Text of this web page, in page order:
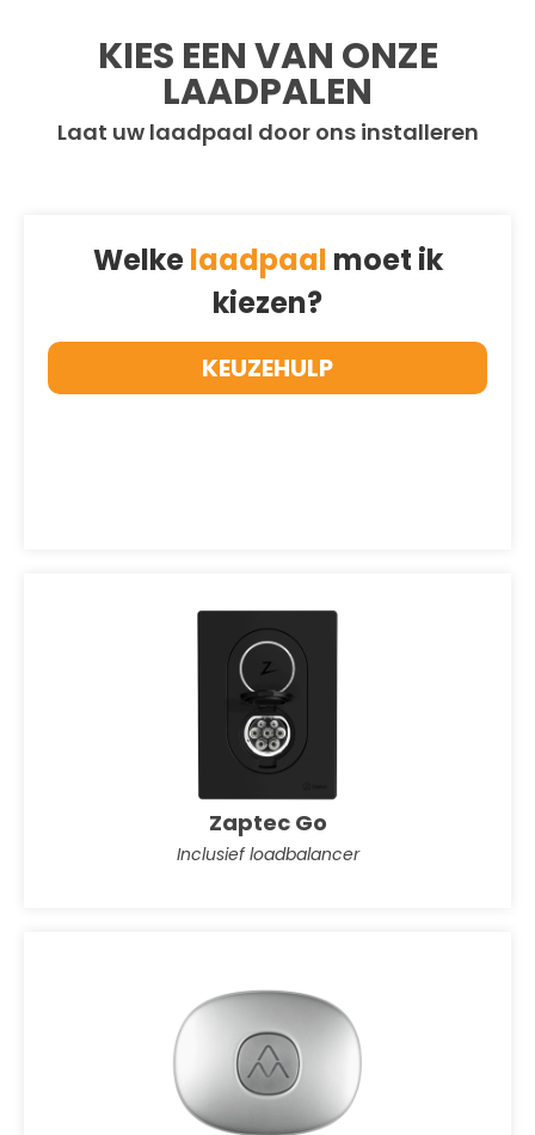
KIES EEN VAN ONZE
LAADPALEN
Laat uw laadpaal door ons installeren
Welkelaadpaal moet ik
kiezen?
KEUZEHULP
Zaptec Go
Inclusief loadbalancer